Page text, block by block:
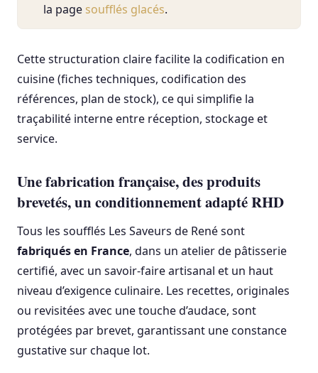
la page soufflés glacés.
Cette structuration claire facilite la codification en
cuisine (fiches techniques, codification des
références, plan de stock), ce qui simplifie la
traçabilité interne entre réception, stockage et
service.
Une fabrication française, des produits
brevetés, un conditionnement adapté RHD
Tous les soufflés Les Saveurs de René sont
fabriqués en France, dans un atelier de pâtisserie
certifié, avec un savoir-faire artisanal et un haut
niveau d’exigence culinaire. Les recettes, originales
ou revisitées avec une touche d’audace, sont
protégées par brevet, garantissant une constance
gustative sur chaque lot.